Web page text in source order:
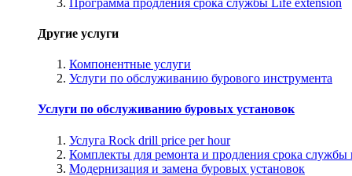
Другие услуги
Компонентные услуги
Услуги по обслуживанию бурового инструмента
Услуги по обслуживанию буровых установок
Услуга Rock drill price per hour
Комплекты для ремонта и продления срока службы
Модернизация и замена буровых установок